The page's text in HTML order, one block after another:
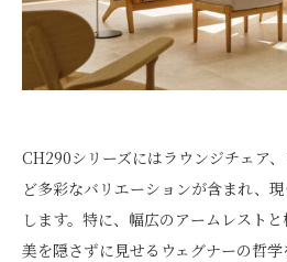
CH290シリーズにはラウンジチェア
ど多彩なバリエーションが含まれ、
します。特に、幅広のアームレスト
美を隠さずに見せるウェグナーの哲学